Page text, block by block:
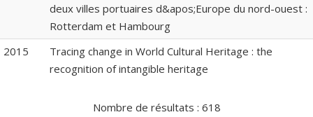
deux villes portuaires d&apos;Europe du nord-ouest :
Rotterdam et Hambourg
2015
Tracing change in World Cultural Heritage : the
recognition of intangible heritage
Nombre de résultats : 618